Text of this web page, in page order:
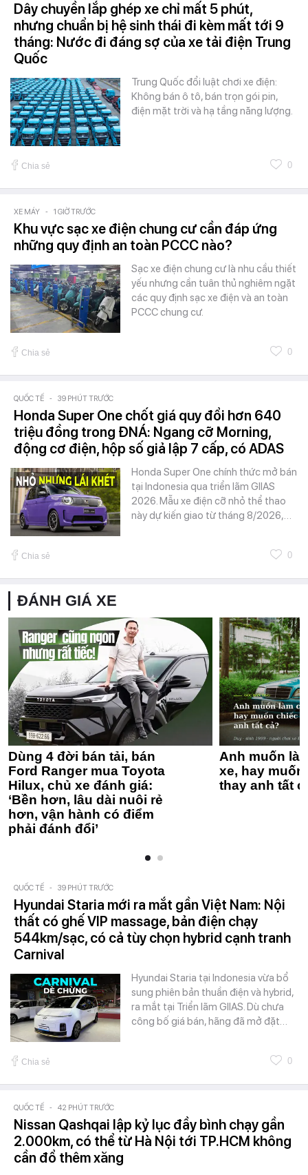
Dây chuyền lắp ghép xe chỉ mất 5 phút,
nhưng chuẩn bị hệ sinh thái đi kèm mất tới 9
tháng: Nước đi đáng sợ của xe tải điện Trung
Quốc
Trung Quốc đổi luật chơi xe điện:
Không bán ô tô, bán trọn gói pin,
điện mặt trời và hạ tầng năng lượng.
Chia sẻ 0
XE MÁY - 1 GIỜ TRƯỚC
Khu vực sạc xe điện chung cư cần đáp ứng
những quy định an toàn PCCC nào?
Sạc xe điện chung cư là nhu cầu thiết
yếu nhưng cần tuân thủ nghiêm ngặt
các quy định sạc xe điện và an toàn
PCCC chung cư.
Chia sẻ 0
QUỐC TẾ - 39 PHÚT TRƯỚC
Honda Super One chốt giá quy đổi hơn 640
triệu đồng trong ĐNÁ: Ngang cỡ Morning,
động cơ điện, hộp số giả lập 7 cấp, có ADAS
Honda Super One chính thức mở bán
tại Indonesia qua triển lãm GIIAS
2026. Mẫu xe điện cỡ nhỏ thể thao
này dự kiến giao từ tháng 8/2026,…
Chia sẻ 0
ĐÁNH GIÁ XE
Dùng 4 đời bán tải, bán
Ford Ranger mua Toyota
Hilux, chủ xe đánh giá:
‘Bền hơn, lâu dài nuôi rẻ
hơn, vận hành có điểm
phải đánh đổi’
Anh muốn
xe, hay
thay anh tất
QUỐC TẾ - 39 PHÚT TRƯỚC
Hyundai Staria mới ra mắt gần Việt Nam: Nội
thất có ghế VIP massage, bản điện chạy
544km/sạc, có cả tùy chọn hybrid cạnh tranh
Carnival
Hyundai Staria tại Indonesia vừa bổ
sung phiên bản thuần điện và hybrid,
ra mắt tại Triển lãm GIIAS. Dù chưa
công bố giá bán, hãng đã mở đặt…
Chia sẻ 0
QUỐC TẾ - 42 PHÚT TRƯỚC
Nissan Qashqai lập kỷ lục đầy bình chạy gần
2.000km, có thể từ Hà Nội tới TP.HCM không
cần đổ thêm xăng